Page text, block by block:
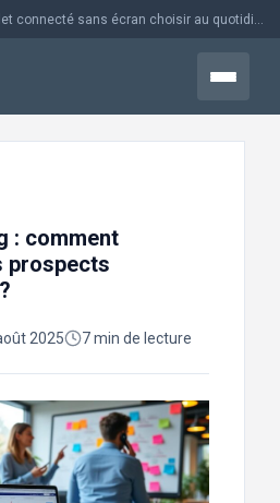
Menu
: comment
prospects
2025 7 min de lecture